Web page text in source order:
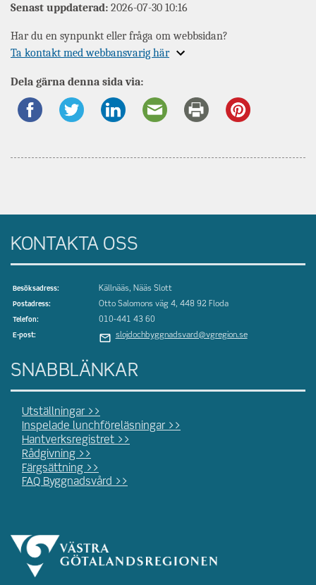
Senast uppdaterad: 2026-07-30 10:16
Har du en synpunkt eller fråga om webbsidan?
Expandera
om
Ta kontakt med webbansvarig här
Dela gärna denna sida via:
KONTAKTA OSS
Besöksadress: Källnääs, Nääs Slott
Postadress: Otto Salomons väg 4, 448 92 Floda
Telefon: 010-441 43 60
E-post: slojdochbyggnadsvard@vgregion.se
SNABBLÄNKAR
Utställningar >>
Inspelade lunchföreläsningar >>
Hantverksregistret >>
Rådgivning >>
Färgsättning >>
FAQ Byggnadsvård >>